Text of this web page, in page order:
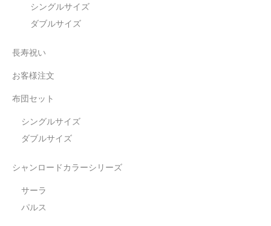
シングルサイズ
ダブルサイズ
長寿祝い
お客様注文
布団セット
シングルサイズ
ダブルサイズ
シャンロードカラーシリーズ
サーラ
パルス